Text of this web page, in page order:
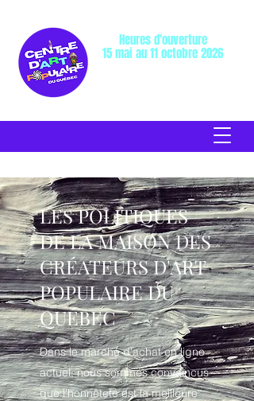
Heures d'ouverture
15 mai au 11 octobre 2026
LES POLITIQUES
DE LA MAISON DES
CRÉATEURS D'ART
POPULAIRE DU
QUÉBEC
Dans le marché d'achat en ligne
actuel, nous sommes convaincus
que l'honnêteté est la meilleure